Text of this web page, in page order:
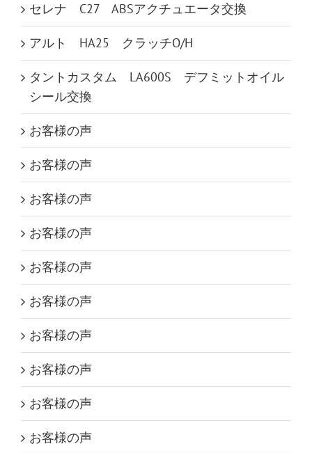
セレナ C27 ABSアクチュエータ交換
アルト HA25 クラッチO/H
タントカスタム LA600S デフミットオイル
シール交換
お客様の声
お客様の声
お客様の声
お客様の声
お客様の声
お客様の声
お客様の声
お客様の声
お客様の声
お客様の声